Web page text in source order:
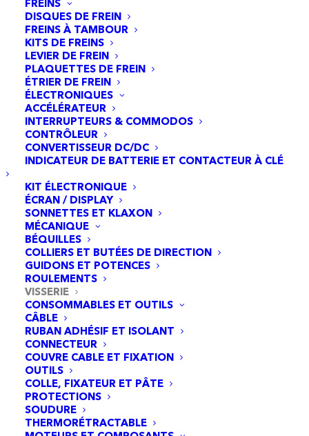
FREINS
DISQUES DE FREIN
FREINS À TAMBOUR
KITS DE FREINS
LEVIER DE FREIN
PLAQUETTES DE FREIN
ÉTRIER DE FREIN
ÉLECTRONIQUES
ACCÉLÉRATEUR
INTERRUPTEURS & COMMODOS
CONTRÔLEUR
CONVERTISSEUR DC/DC
INDICATEUR DE BATTERIE ET CONTACTEUR À CLÉ
KIT ÉLECTRONIQUE
ÉCRAN / DISPLAY
SONNETTES ET KLAXON
MÉCANIQUE
BÉQUILLES
COLLIERS ET BUTÉES DE DIRECTION
GUIDONS ET POTENCES
ROULEMENTS
VISSERIE
CONSOMMABLES ET OUTILS
CÂBLE
RUBAN ADHÉSIF ET ISOLANT
CONNECTEUR
COUVRE CABLE ET FIXATION
OUTILS
COLLE, FIXATEUR ET PÂTE
PROTECTIONS
SOUDURE
THERMORÉTRACTABLE
– Puissance : 1 moteur de 500 watts
– Batterie : non démontable
Autres informations :
– TYPE MOTEUR : Electrique 500w
Brushless+ Sine wave controller
– TRANSMISSION FINALE : Chaîne
– BATTERIE : 2.6Ah Lithium ion
– COULEUR : Rouge ou Bleu
– SUSPENSION AVANT : Fourche
hydraulique réglable en compression
570mm
– SUSPENSION ARRIÈRE : Amortisseur
Fastace à ressort
– FREIN AVANT : Frein à disque à câble
– FREIN ARRIÈRE : Frein à disque à câble
– ROUE AVANT : Jantes à rayons en
aluminium 16″
– ROUE ARRIÈRE : Jantes à rayons en